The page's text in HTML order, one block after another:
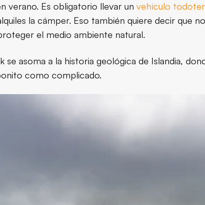
verano. Es obligatorio llevar un vehículo
la cámper. Eso también quiere decir que
el medio ambiente natural.
se asoma a la historia geológica de Islandia,
como complicado.